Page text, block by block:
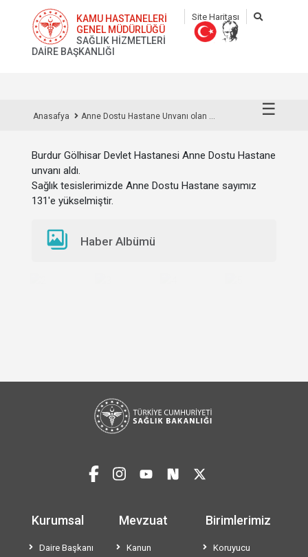
KAMU HASTANELERİ
GENEL MÜDÜRLÜĞÜ
SAĞLIK HİZMETLERİ
DAİRE BAŞKANLIĞI
Site Haritası
☰
Anasafya Anne Dostu Hastane Unvanı olan ...
Burdur Gölhisar Devlet Hastanesi Anne Dostu Hastane
unvanı aldı.
Sağlık tesislerimizde Anne Dostu Hastane sayımız
131'e yükselmiştir.
Haber Albümü
Kurumsal
Daire Başkanı
Mevzuat
Kanun
Birimlerimiz
Koruyucu